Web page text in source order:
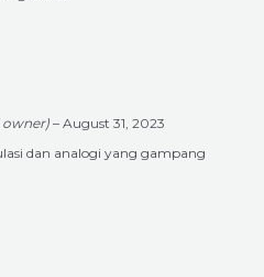
owner)– August 31, 2023
dan analogi yang gampang